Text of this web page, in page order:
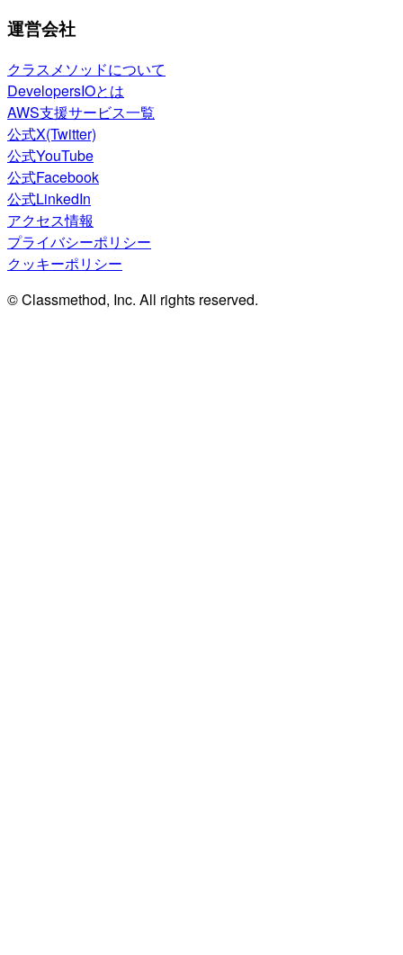
運営会社
クラスメソッドについて
DevelopersIOとは
AWS支援サービス一覧
公式X(Twitter)
公式YouTube
公式Facebook
公式LinkedIn
アクセス情報
プライバシーポリシー
クッキーポリシー
© Classmethod, Inc. All rights reserved.